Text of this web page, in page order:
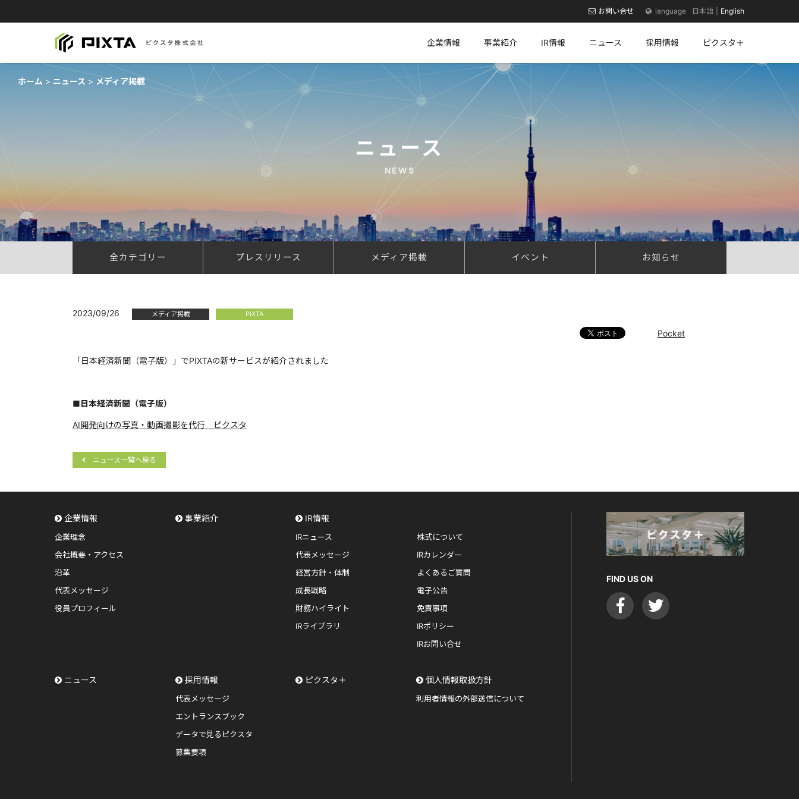
企業情報 事業紹介 IR情報 ニュース 採用情報 ピクスタ＋
お問い合せ 日本語 English
ホーム ニュース メディア掲載
ニュース
NEWS
全カテゴリー プレスリリース メディア掲載 イベント お知らせ
2023/09/26 メディア掲載 PIXTA
Pocket
「日本経済新聞（電子版）」でPIXTAの新サービスが紹介されました
■日本経済新聞（電子版）
AI開発向けの写真・動画撮影を代行 ピクスタ
ニュース一覧へ戻る
企業情報
企業理念
会社概要・アクセス
沿革
代表メッセージ
役員プロフィール
事業紹介 IR情報
IRニュース
代表メッセージ
経営方針・体制
成長戦略
財務ハイライト
IRライブラリ
株式について
IRカレンダー
よくあるご質問
電子公告
免責事項
IRポリシー
IRお問い合せ
ニュース 採用情報
代表メッセージ
エントランスブック
データで見るピクスタ
募集要項
ピクスタ＋ 個人情報取扱方針
利用者情報の外部送信について
FIND US ON